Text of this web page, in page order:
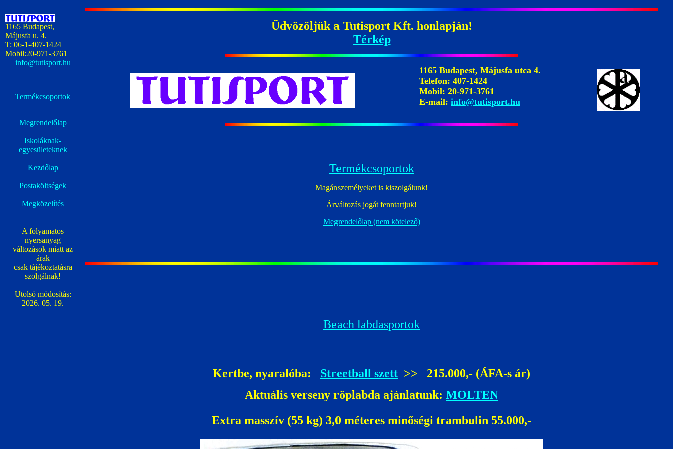
1165 Budapest,
Májusfa u. 4.
T: 06-1-407-1424
Mobil:20-971-3761
info@tutisport.hu
Termékcsoportok
Megrendelőlap
Iskoláknak-
egyesületeknek
Kezdőlap
Postaköltségek
Megközelítés
A folyamatos
nyersanyag
változások miatt az
árak
csak tájékoztatásra
szolgálnak!
Utolsó módosítás:
2026. 05. 19.
Üdvözöljük a Tutisport Kft. honlapján!
Térkép
1165 Budapest, Májusfa utca 4.
Telefon: 407-1424
Mobil: 20-971-3761
E-mail: info@tutisport.hu
Termékcsoportok
Magánszemélyeket is kiszolgálunk!
Árváltozás jogát fenntartjuk!
Megrendelőlap (nem kötelező)
Beach labdasportok
Kertbe, nyaralóba: Streetball szett >> 215.000,- (ÁFA-s ár)
Aktuális verseny röplabda ajánlatunk: MOLTEN
Extra masszív (55 kg) 3,0 méteres minőségi trambulin 55.000,-